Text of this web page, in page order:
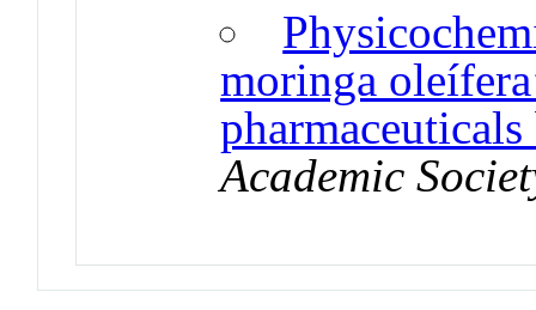
moringa
Academic